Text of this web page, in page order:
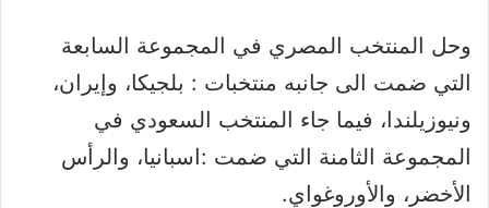
وحل المنتخب المصري في المجموعة السابعة
التي ضمت الى جانبه منتخبات : بلجيكا، وإيران،
ونيوزيلندا، فيما جاء المنتخب السعودي في
المجموعة الثامنة التي ضمت :اسبانيا، والرأس
الأخضر، والأوروغواي.